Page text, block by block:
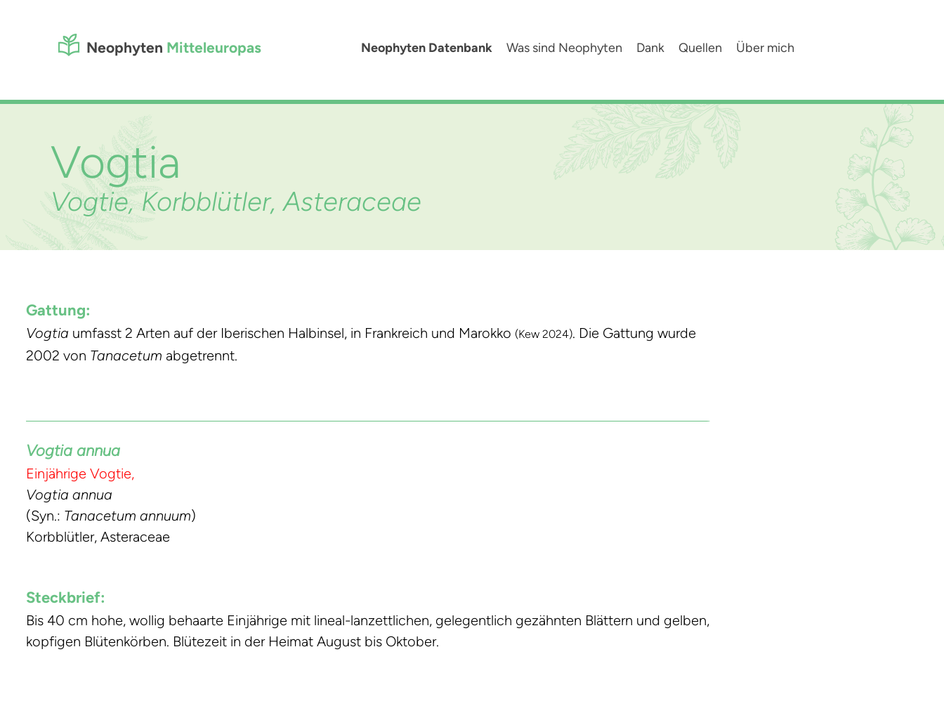
Neophyten Mitteleuropas Neophyten Datenbank Was sind Neophyten Dank Quellen Über mich
Vogtia
Vogtie, Korbblütler, Asteraceae
Gattung:
Vogtia umfasst 2 Arten auf der Iberischen Halbinsel, in Frankreich und Marokko (Kew 2024). Die Gattung wurde
2002 von Tanacetum abgetrennt.
Vogtia annua
Einjährige Vogtie,
Vogtia annua
(Syn.: Tanacetum annuum)
Korbblütler, Asteraceae
Steckbrief:
Bis 40 cm hohe, wollig behaarte Einjährige mit lineal-lanzettlichen, gelegentlich gezähnten Blättern und gelben,
kopfigen Blütenkörben. Blütezeit in der Heimat August bis Oktober.